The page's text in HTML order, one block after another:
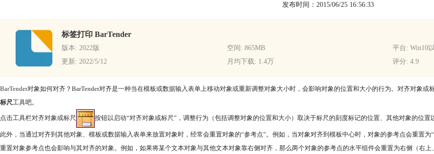
发布时间：2015/06/25 16:56:33
标签打印 BarTender
版本: 2022版 空间: 865MB
平台: Win10
更新: 2022/5/12
月均下载: 1.4万 评分: 4.9
BarTender对象如何对齐？BarTender对齐是一种当在模板或数据输入表单上移动对象或重新调整对象大小时，会影响对象的位置和大小的行为。对齐对象或
标尺工具吧。
点击工具栏对齐对象或标尺 按钮以启动“对齐对象或标尺”，调整行为（包括调整对象的位置和大小）取决于标尺的刻度标记的位置、其他对象的位置
此外，当通过对齐到其他对象、模板或数据输入表单来放置对象时，经常会重置对象的“参考点”。例如，当对象对齐到模板中心时，对象的参考点会重置为“
重置对象参考点也会影响与其对齐的对象。例如，如果将某个文本对象与其他文本对象靠右侧对齐，那么两个对象的参考点的水平组件会重置为右侧（右